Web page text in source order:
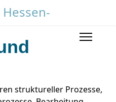
struktureller Prozesse,